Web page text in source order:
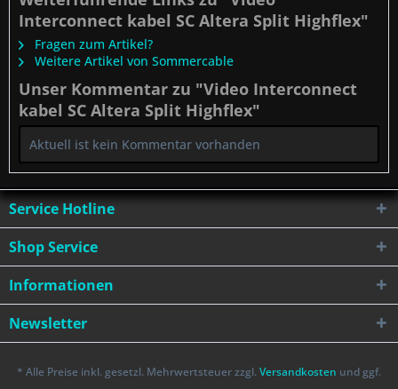
Interconnect kabel SC Altera Split Highflex"
Fragen zum Artikel?
Weitere Artikel von Sommercable
Unser Kommentar zu "Video Interconnect
kabel SC Altera Split Highflex"
Aktuell ist kein Kommentar vorhanden
Service Hotline
Shop Service
Informationen
Newsletter
* Alle Preise inkl. gesetzl. Mehrwertsteuer zzgl. Versandkosten und ggf.